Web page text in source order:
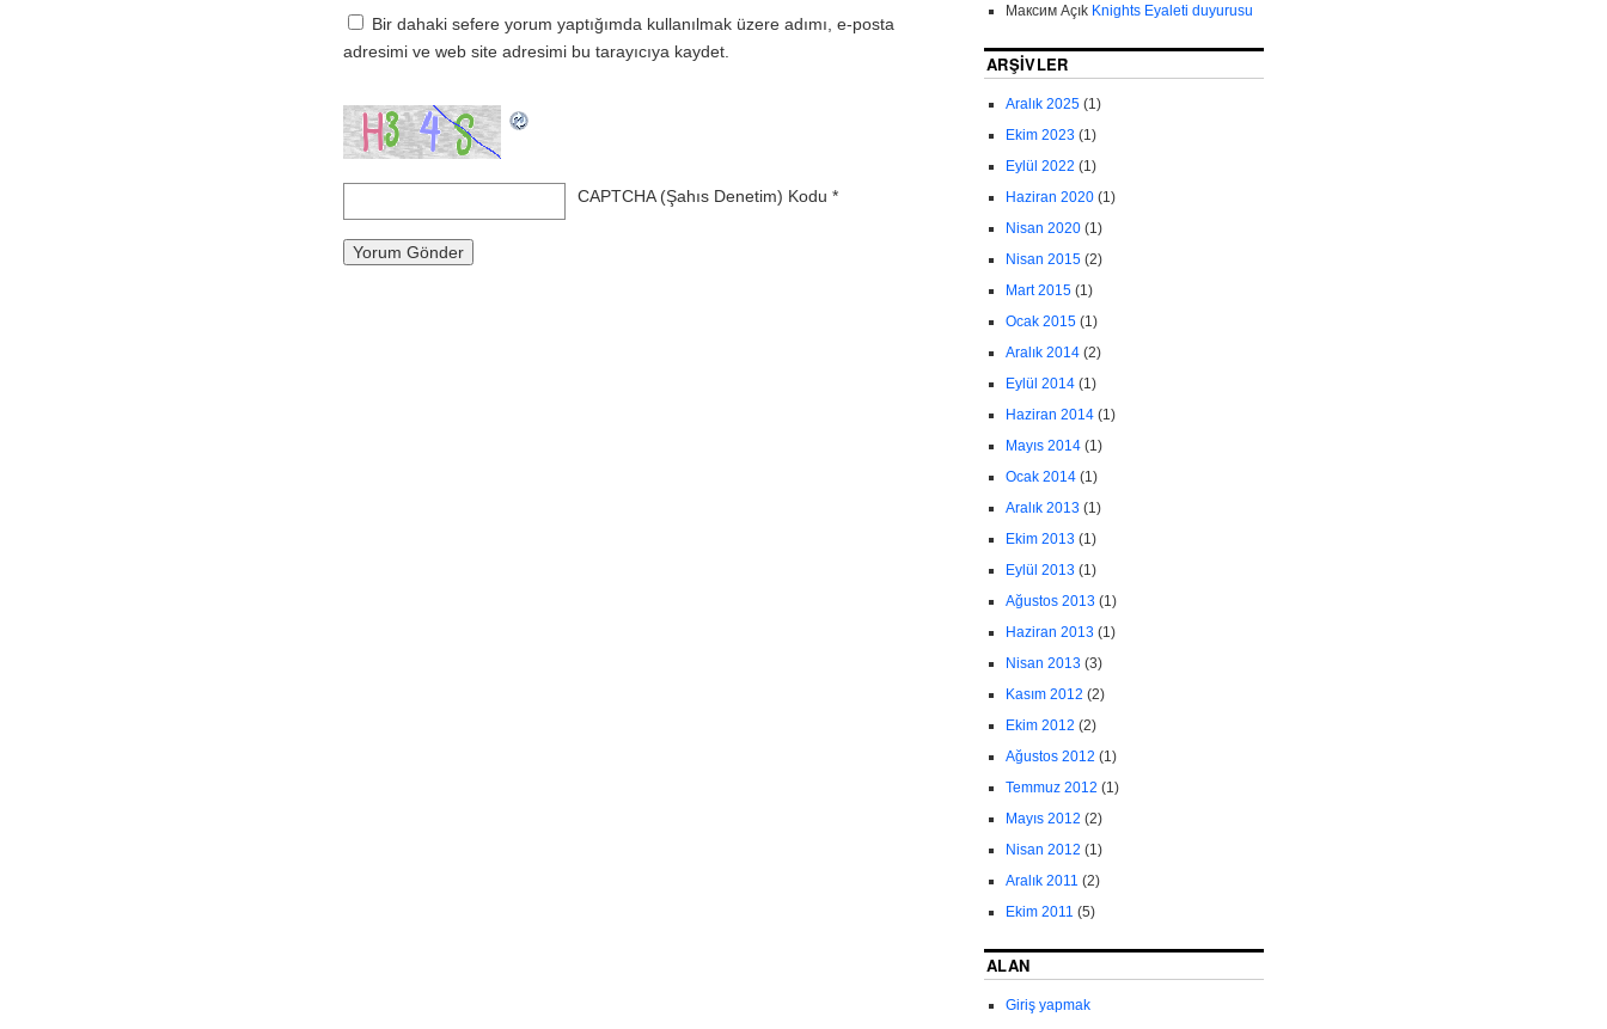
Bir dahaki sefere yorum yaptığımda kullanılmak üzere adımı, e-posta
adresimi ve web site adresimi bu tarayıcıya kaydet.
CAPTCHA (Şahıs Denetim) Kodu *
МаксимAçık Knights Eyaleti duyurusu
ARŞIVLER
Aralık 2025(1)
Ekim 2023(1)
Eylül 2022 (1)
Haziran 2020(1)
Nisan 2020(1)
Nisan 2015(2)
Mart 2015(1)
Ocak 2015(1)
Aralık 2014(2)
Eylül 2014(1)
Haziran 2014(1)
Mayıs 2014(1)
Ocak 2014(1)
Aralık 2013(1)
Ekim 2013(1)
Eylül 2013(1)
Ağustos 2013(1)
Haziran 2013(1)
Nisan 2013(3)
Kasım 2012 (2)
Ekim 2012 (2)
Ağustos 2012 (1)
Temmuz 2012 (1)
Mayıs 2012 (2)
Nisan 2012 (1)
Aralık 2011 (2)
Ekim 2011 (5)
ALAN
Giriş yapmak